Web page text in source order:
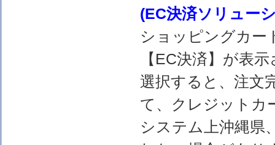
(EC決済ソリュー
ショッピングカー
【EC決済】が表
選択すると、注文
て、クレジットカ
システム上沖縄県